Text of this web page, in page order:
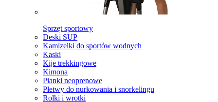
Sprzęt sportowy
Deski SUP
Kamizelki do sportów wodnych
Kaski
Kije trekkingowe
Kimona
Pianki neoprenowe
Płetwy do nurkowania i snorkelingu
Rolki i wrotki